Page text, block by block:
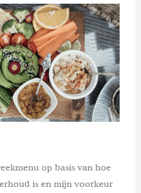
op basis van hoe
is en mijn voorkeur